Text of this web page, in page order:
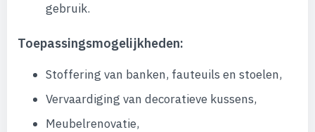
gebruik.
Toepassingsmogelijkheden:
Stoffering van banken, fauteuils en stoelen,
Vervaardiging van decoratieve kussens,
Meubelrenovatie,